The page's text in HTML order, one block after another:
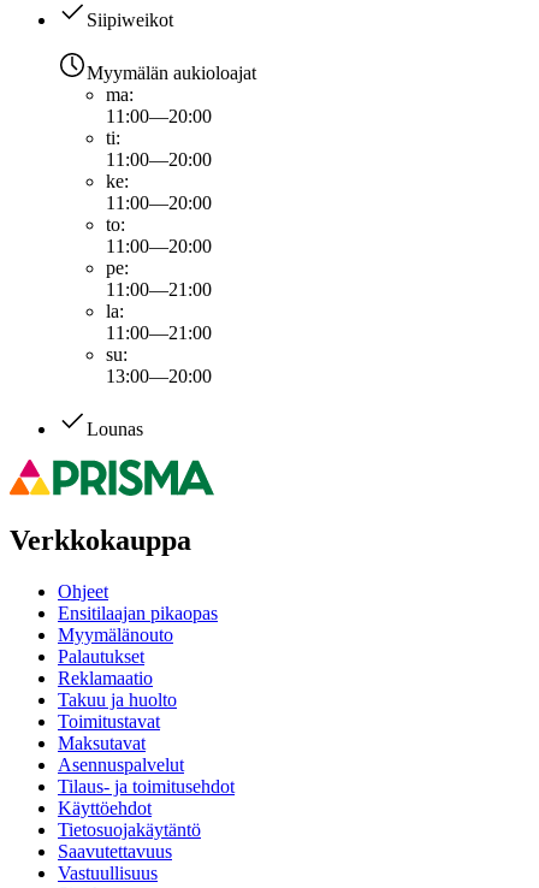
Siipiweikot
Myymälän aukioloajat
ma:
11:00—20:00
ti:
11:00—20:00
ke:
11:00—20:00
to:
11:00—20:00
pe:
11:00—21:00
la:
11:00—21:00
su:
13:00—20:00
Lounas
Verkkokauppa
Ohjeet
Ensitilaajan pikaopas
Myymälänouto
Palautukset
Reklamaatio
Takuu ja huolto
Toimitustavat
Maksutavat
Asennuspalvelut
Tilaus- ja toimitusehdot
Käyttöehdot
Tietosuojakäytäntö
Saavutettavuus
Vastuullisuus